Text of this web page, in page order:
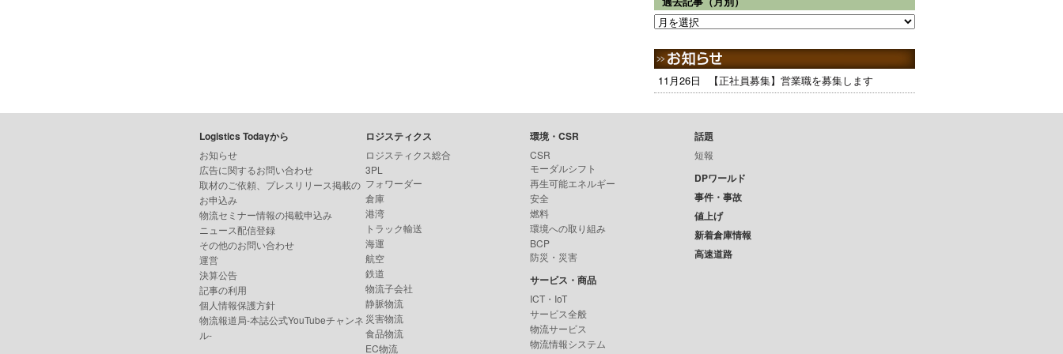
11月26日 【正社員募集】営業職を募集します
Logistics Todayから
お知らせ
広告に関するお問い合わせ
取材のご依頼、プレスリリース掲載の
お申込み
物流セミナー情報の掲載申込み
ニュース配信登録
その他のお問い合わせ
運営
決算公告
記事の利用
個人情報保護方針
物流報道局-本誌公式YouTubeチャンネ
ル-
ロジスティクス
ロジスティクス総合
3PL
フォワーダー
倉庫
港湾
トラック輸送
海運
航空
鉄道
物流子会社
静脈物流
災害物流
食品物流
EC物流
環境・CSR
CSR
モーダルシフト
再生可能エネルギー
安全
燃料
環境への取り組み
BCP
防災・災害
サービス・商品
ICT・IoT
サービス全般
物流サービス
物流情報システム
話題
短報
DPワールド
事件・事故
値上げ
新着倉庫情報
高速道路